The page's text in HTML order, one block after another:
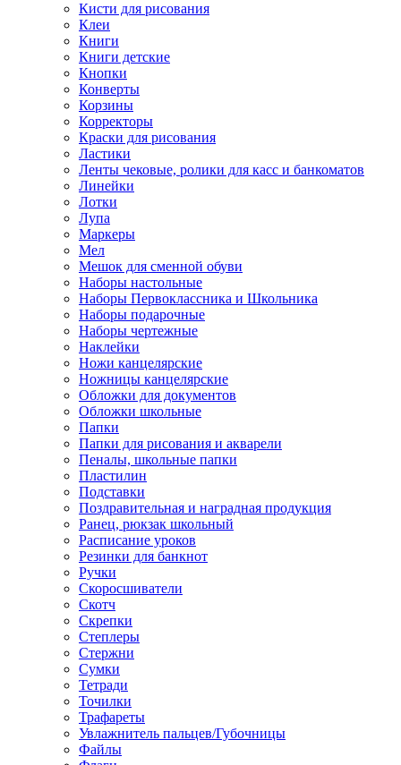
Кисти для рисования
Клеи
Книги
Книги детские
Кнопки
Конверты
Корзины
Корректоры
Краски для рисования
Ластики
Ленты чековые, ролики для касс и банкоматов
Линейки
Лотки
Лупа
Маркеры
Мел
Мешок для сменной обуви
Наборы настольные
Наборы Первоклассника и Школьника
Наборы подарочные
Наборы чертежные
Наклейки
Ножи канцелярские
Ножницы канцелярские
Обложки для документов
Обложки школьные
Папки
Папки для рисования и акварели
Пеналы, школьные папки
Пластилин
Подставки
Поздравительная и наградная продукция
Ранец, рюкзак школьный
Расписание уроков
Резинки для банкнот
Ручки
Скоросшиватели
Скотч
Скрепки
Степлеры
Стержни
Сумки
Тетради
Точилки
Трафареты
Увлажнитель пальцев/Губочницы
Файлы